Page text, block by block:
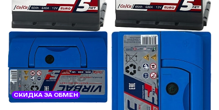
СКИДКА ЗА ОБМЕН